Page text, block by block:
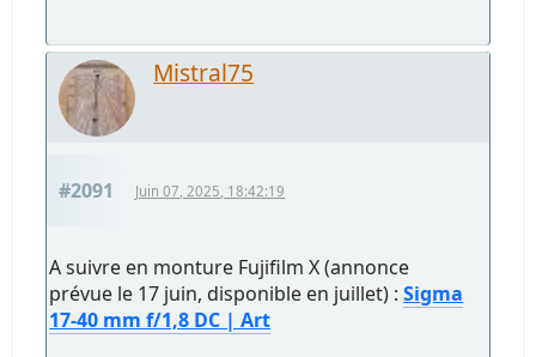
Mistral75
#2091 Juin 07, 2025, 18:42:19
A suivre en monture Fujifilm X (annonce
prévue le 17 juin, disponible en juillet) :Sigma
17-40 mm f/1,8 DC | Art